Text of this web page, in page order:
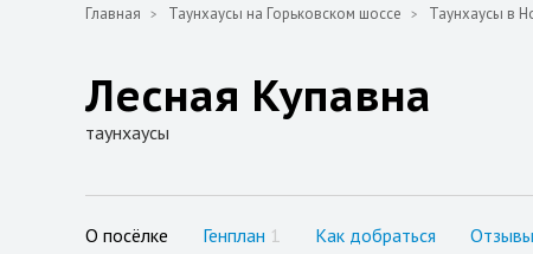
Главная Таунхаусы на Горьковском шоссе Таунхаусы в
Лесная Купавна
таунхаусы
О посёлке Генплан 1 Как добраться Отзывы